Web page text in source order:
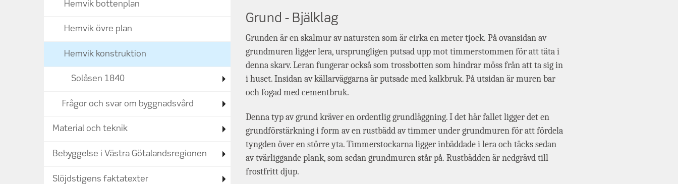
Hemvik bottenplan
Hemvik övre plan
Hemvik konstruktion
Solåsen 1840
Frågor och svar om byggnadsvård
Material och teknik
Bebyggelse i Västra Götalandsregionen
Slöjdstigens faktatexter
Grund - Bjälklag
Grunden är en skalmur av natursten som är cirka en meter tjock. På ovansidan av
grundmuren ligger lera, ursprungligen putsad upp mot timmerstommen för att täta i
denna skarv. Leran fungerar också som trossbotten som hindrar möss från att ta sig in
i huset. Insidan av källarväggarna är putsade med kalkbruk. På utsidan är muren bar
och fogad med cementbruk.
Denna typ av grund kräver en ordentlig grundläggning. I det här fallet ligger det en
grundförstärkning i form av en rustbädd av timmer under grundmuren för att fördela
tyngden över en större yta. Timmerstockarna ligger inbäddade i lera och täcks sedan
av tvärliggande plank, som sedan grundmuren står på. Rustbädden är nedgrävd till
frostfritt djup.